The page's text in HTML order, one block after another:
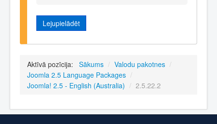
Lejupielādēt
Aktīvā pozīcija: Sākums / Valodu pakotnes /
Joomla 2.5 Language Packages /
Joomla! 2.5 - English (Australia) / 2.5.22.2